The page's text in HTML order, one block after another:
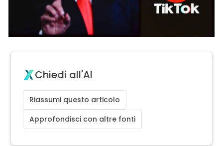
Chiedi all'AI
Riassumi questo articolo
Approfondisci con altre fonti